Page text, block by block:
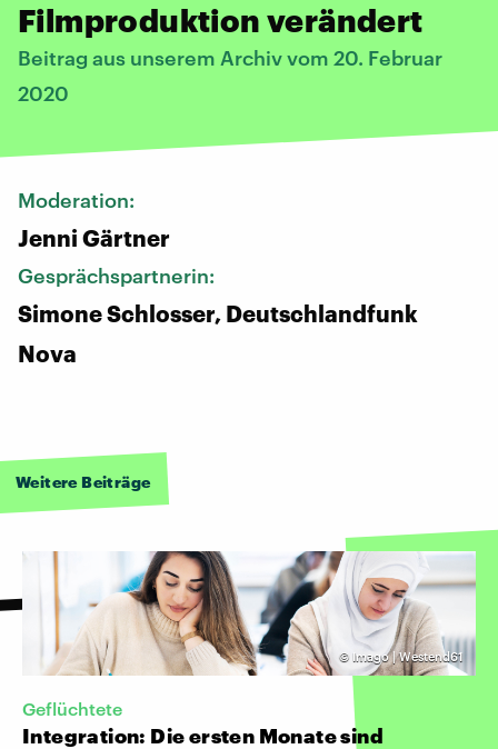
Filmproduktion verändert
Beitrag aus unserem Archiv vom 20. Februar
2020
Moderation:
Jenni Gärtner
Gesprächspartnerin:
Simone Schlosser, Deutschlandfunk
Nova
Weitere Beiträge
© Imago | Westend61
Geflüchtete
Integration: Die ersten Monate sind